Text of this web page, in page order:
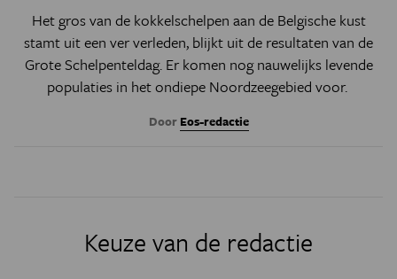
Het gros van de kokkelschelpen aan de Belgische kust
stamt uit een ver verleden, blijkt uit de resultaten van de
Grote Schelpenteldag. Er komen nog nauwelijks levende
populaties in het ondiepe Noordzeegebied voor.
Door Eos-redactie
Keuze van de redactie